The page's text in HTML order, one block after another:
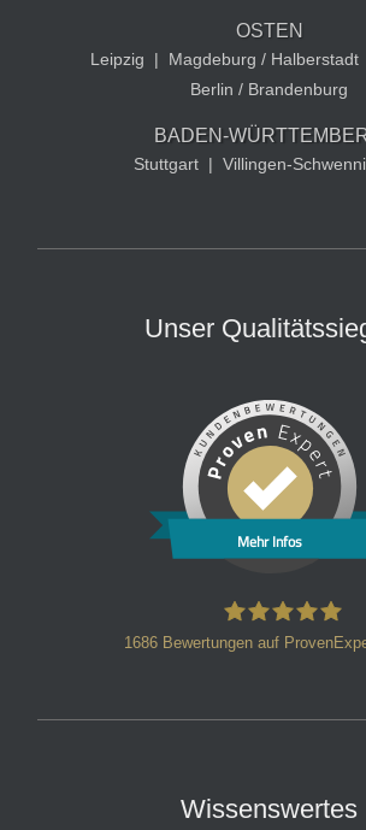
OSTEN
Leipzig | Magdeburg / Halberstadt
Berlin / Brandenburg
BADEN-
Stuttgart | Villingen-
Unser
Mehr Infos
1686 Bewertungen auf
Wissenswertes